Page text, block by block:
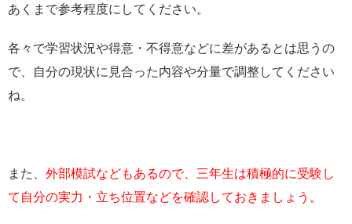
あくまで参考程度にしてください。
各々で学習状況や得意・不得意などに差があるとは思うの
で、自分の現状に見合った内容や分量で調整してください
ね。
また、 外部模試などもあるので、 三年生は積極的に受験し
て自分の実力・立ち位置などを確認しておきましょう 。